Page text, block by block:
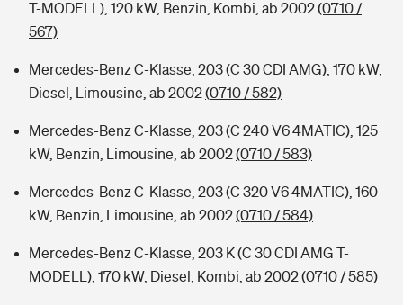
T-MODELL), 120 kW, Benzin, Kombi, ab 2002(0710 /
567)
Mercedes-Benz C-Klasse, 203 (C 30 CDI AMG), 170 kW,
Diesel, Limousine, ab 2002(0710 / 582)
Mercedes-Benz C-Klasse, 203 (C 240 V6 4MATIC), 125
kW, Benzin, Limousine, ab 2002(0710 / 583)
Mercedes-Benz C-Klasse, 203 (C 320 V6 4MATIC), 160
kW, Benzin, Limousine, ab 2002(0710 / 584)
Mercedes-Benz C-Klasse, 203 K (C 30 CDI AMG T-
MODELL), 170 kW, Diesel, Kombi, ab 2002(0710 / 585)